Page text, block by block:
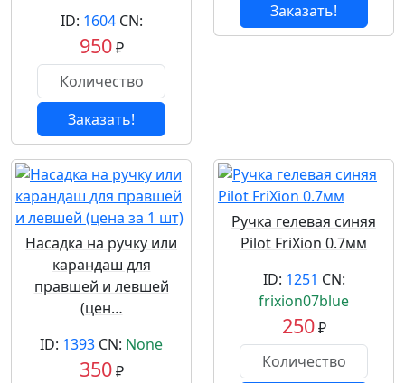
ID: 1604CN:
950₽
Заказать!
Заказать!
Насадка на ручку или
карандаш для
правшей и левшей
(цен…
ID: 1393 CN: None
350₽
Ручка гелевая синяя
Pilot FriXion 0.7мм
ID: 1251 CN:
frixion07blue
250₽